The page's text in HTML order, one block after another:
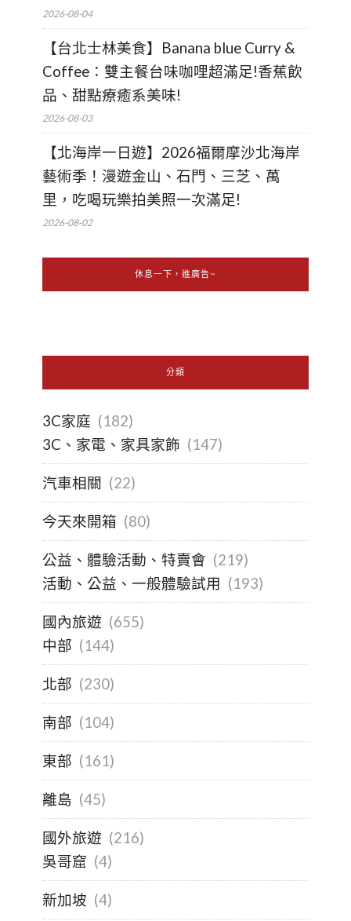
2026-08-04
【台北士林美食】Banana blue Curry &
Coffee：雙主餐台味咖哩超滿足!香蕉飲
品、甜點療癒系美味!
2026-08-03
【北海岸一日遊】2026福爾摩沙北海岸
藝術季！漫遊金山、石門、三芝、萬
里，吃喝玩樂拍美照一次滿足!
2026-08-02
休息一下，進廣告~
分類
3C家庭 (182)
3C、家電、家具家飾 (147)
汽車相關 (22)
今天來開箱 (80)
公益、體驗活動、特賣會 (219)
活動、公益、一般體驗試用 (193)
國內旅遊 (655)
中部 (144)
北部 (230)
南部 (104)
東部 (161)
離島 (45)
國外旅遊 (216)
吳哥窟 (4)
新加坡 (4)